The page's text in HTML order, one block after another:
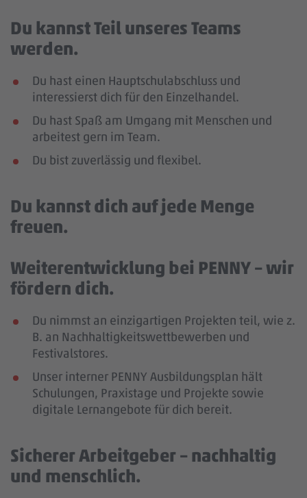
Du kannst Teil unseres Teams
werden.
Du hast einen Hauptschulabschluss und
interessierst dich für den Einzelhandel.
Du hast Spaß am Umgang mit Menschen und
arbeitest gern im Team.
Du bist zuverlässig und flexibel.
Du kannst dich auf jede Menge
freuen.
Weiterentwicklung bei PENNY – wir
fördern dich.
Du nimmst an einzigartigen Projekten teil, wie z.
B. an Nachhaltigkeitswettbewerben und
Festivalstores.
Unser interner PENNY Ausbildungsplan hält
Schulungen, Praxistage und Projekte sowie
digitale Lernangebote für dich bereit.
Sicherer Arbeitgeber – nachhaltig
und menschlich.